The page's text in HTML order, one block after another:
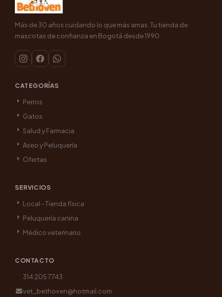
Más de 30 años cuidando lo que más amas. Tu tienda de
mascotas de confianza en Bogotá desde 1990.
CATEGORÍAS
Perros
Gatos
Salud y Farmacia
Aseo y Peluquería
Ofertas
SERVICIOS
Local - Tienda física
Peluquería canina
Médico veterinario
CONTACTO
314 205 7743
vet_bethoven@hotmail.com